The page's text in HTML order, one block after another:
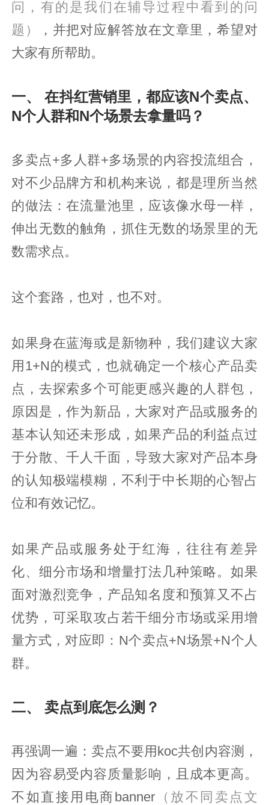
问，有的是我们在辅导过程中看到的问
题）
，并把对应解答放在文章里，希望对
大家有所帮助。
一、 在抖红营销里，都应该N个卖点、
N个人群和N个场景去拿量吗？
多卖点+多人群+多场景的内容投流组合，
对不少品牌方和机构来说，都是理所当然
的做法：在流量池里，应该像水母一样，
伸出无数的触角，抓住无数的场景里的无
数需求点。
这个套路，也对，也不对。
如果身在蓝海或是新物种，我们建议大家
用1+N的模式，也就确定一个核心产品卖
点，去探索多个可能更感兴趣的人群包，
原因是，作为新品，大家对产品或服务的
基本认知还未形成，如果产品的利益点过
于分散、千人千面，导致大家对产品本身
的认知极端模糊，不利于中长期的心智占
位和有效记忆。
如果产品或服务处于红海，往往有差异
化、细分市场和增量打法几种策略。如果
面对激烈竞争，产品知名度和预算又不占
优势，可采取攻占若干细分市场或采用增
量方式，对应即：N个卖点+N场景+N个人
群。
二、 卖点到底怎么测？
再强调一遍：卖点不要用koc共创内容测，
因为容易受内容质量影响，且成本更高。
不如直接用电商banner（放不同卖点文